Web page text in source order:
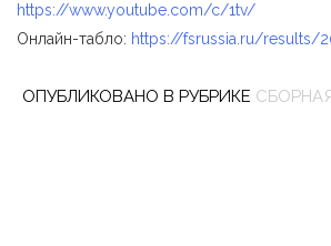
https://www.youtube.com/c/1tv/
Онлайн-табло: https://fsrussia.ru/results/
ОПУБЛИКОВАНО В РУБРИКЕ